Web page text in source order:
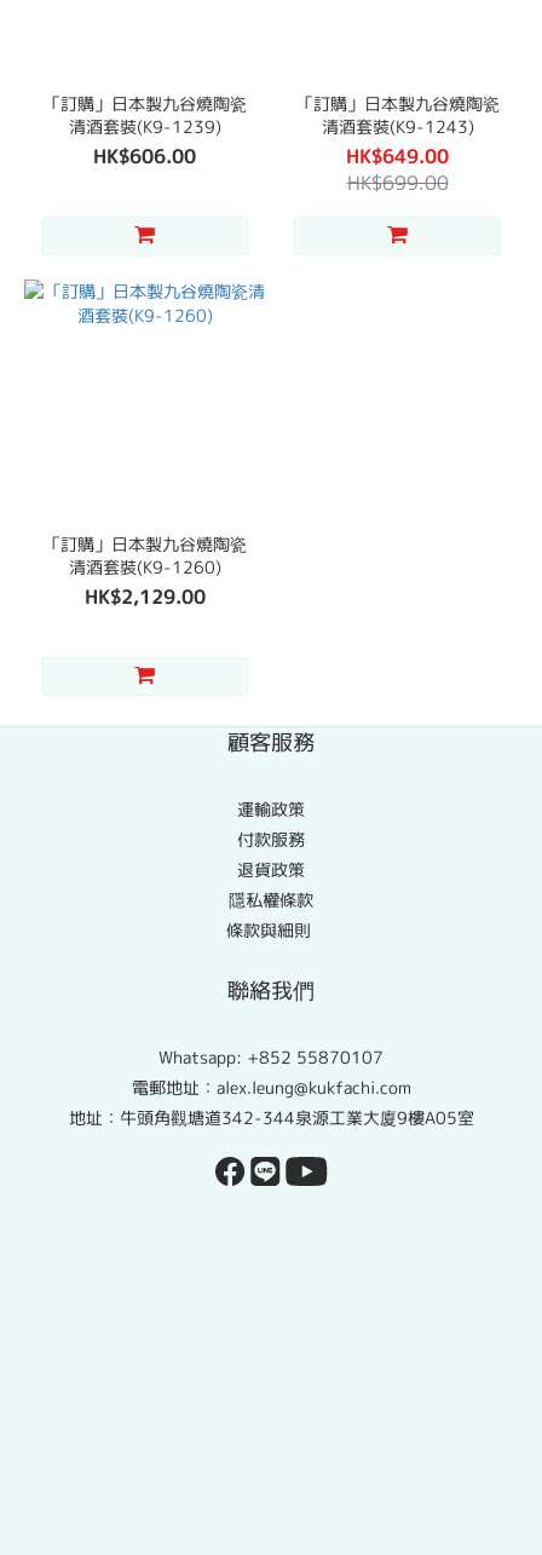
「訂購」日本製九谷燒陶瓷
清酒套裝(K9-1239)
HK$606.00
「訂購」日本製九谷燒陶瓷
清酒套裝(K9-1243)
HK$649.00
HK$699.00
「訂購」日本製九谷燒陶瓷
清酒套裝(K9-1260)
HK$2,129.00
顧客服務
運輸政策
付款服務
退貨政策
隱私權條款
條款與細則
聯絡我們
Whatsapp: +852 55870107
電郵地址：alex.leung@kukfachi.com
地址：牛頭角觀塘道342-344泉源工業大廈9樓A05室